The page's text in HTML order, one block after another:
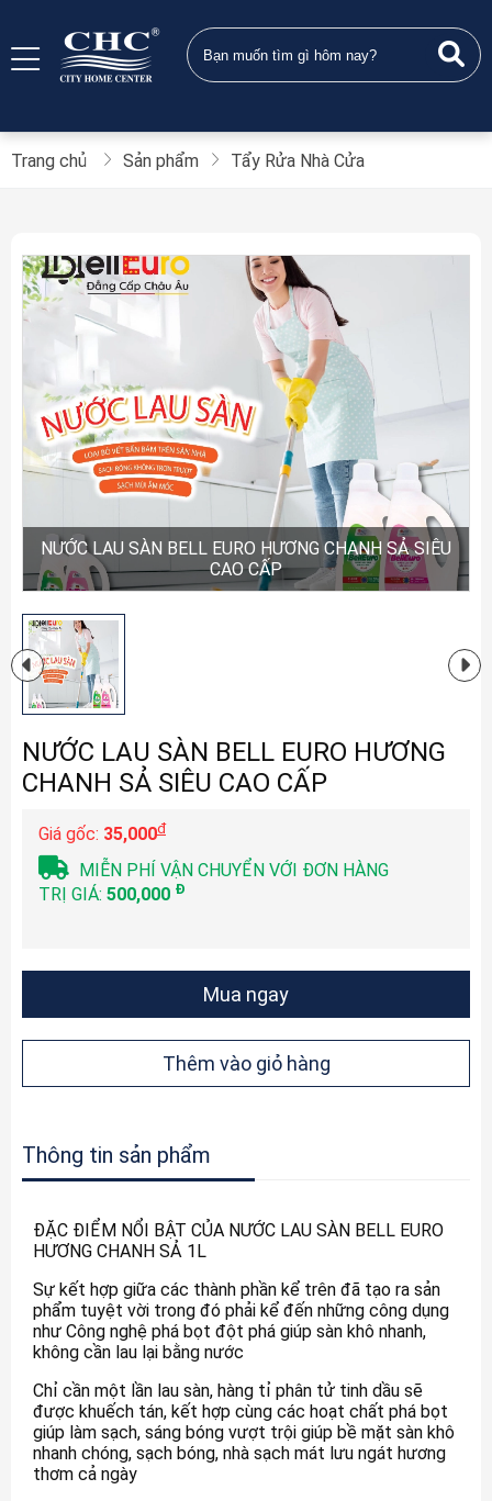
Trang chủ Sản phẩm Tẩy Rửa Nhà Cửa
NƯỚC LAU SÀN BELL EURO HƯƠNG CHANH SẢ SIÊU
CAO CẤP
NƯỚC LAU SÀN BELL EURO HƯƠNG
CHANH SẢ SIÊU CAO CẤP
Giá gốc: 35,000đ
MIỄN PHÍ VẬN CHUYỂN VỚI ĐƠN HÀNG
TRỊ GIÁ: 500,000 Đ
Mua ngay
Thêm vào giỏ hàng
Thông tin sản phẩm
ĐẶC ĐIỂM NỔI BẬT CỦA NƯỚC LAU SÀN BELL EURO
HƯƠNG CHANH SẢ 1L
Sự kết hợp giữa các thành phần kể trên đã tạo ra sản
phẩm tuyệt vời trong đó phải kể đến những công dụng
như Công nghệ phá bọt đột phá giúp sàn khô nhanh,
không cần lau lại bằng nước
Chỉ cần một lần lau sàn, hàng tỉ phân tử tinh dầu sẽ
được khuếch tán, kết hợp cùng các hoạt chất phá bọt
giúp làm sạch, sáng bóng vượt trội giúp bề mặt sàn khô
nhanh chóng, sạch bóng, nhà sạch mát lưu ngát hương
thơm cả ngày